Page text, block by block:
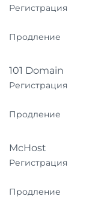
Регистрация
Продление
101 Domain
Регистрация
Продление
McHost
Регистрация
Продление